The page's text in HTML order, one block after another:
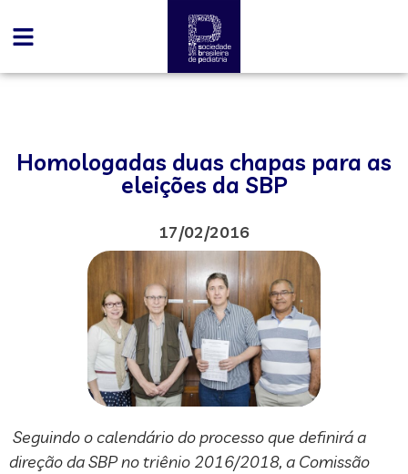
Homologadas duas chapas para as
eleições da SBP
17/02/2016
Seguindo o calendário do processo que definirá a
direção da SBP no triênio 2016/2018, a Comissão